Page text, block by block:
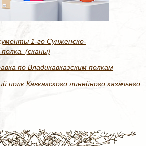
1-го Сунженско-
полка. (сканы)
по Владикавказским полкам
полк Кавказского линейного казачьего